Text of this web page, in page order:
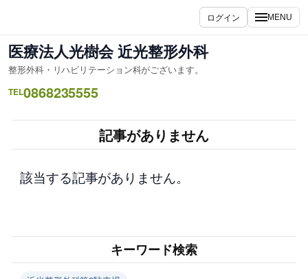
を
ス
キ
ッ
ログイン MENU
医療法人光樹会 近光整形外科
整形外科・リハビリテーション科がございます。
TEL0868235555
記事がありません
該当する記事がありません。
キーワード検索